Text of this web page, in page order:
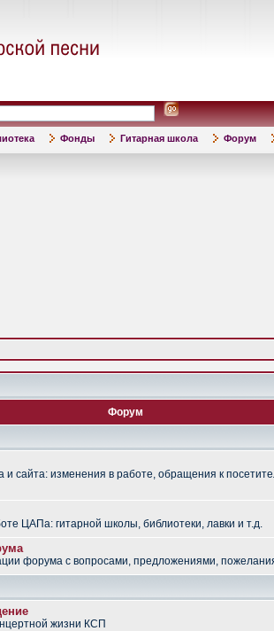
Фонды Гитарная школа Форум
Форум
сайта: изменения в работе, обращения к
ЦАПа: гитарной школы, библиотеки, лавки и т.д.
форума с вопросами, предложениями,
жизни КСП